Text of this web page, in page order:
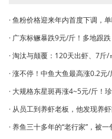
· 鱼粉价格迎来年内首度下调，
· 广东标鳜暴跌9元/斤！多地跟
· 淘汰与颠覆：120天出虾、7斤
· 涨不停！中鱼大鱼最高涨0.2元
· 大规格东星斑再涨4~5元/斤！
· 从员工到养虾老板，他发现养
· 养鱼三十多年的“老行家”，被